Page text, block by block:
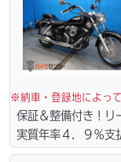
てます。当社ホーム
※納車・登録地によっ
保証＆整備付き！リ
実質年率４．９％支
どこでも１万円〜